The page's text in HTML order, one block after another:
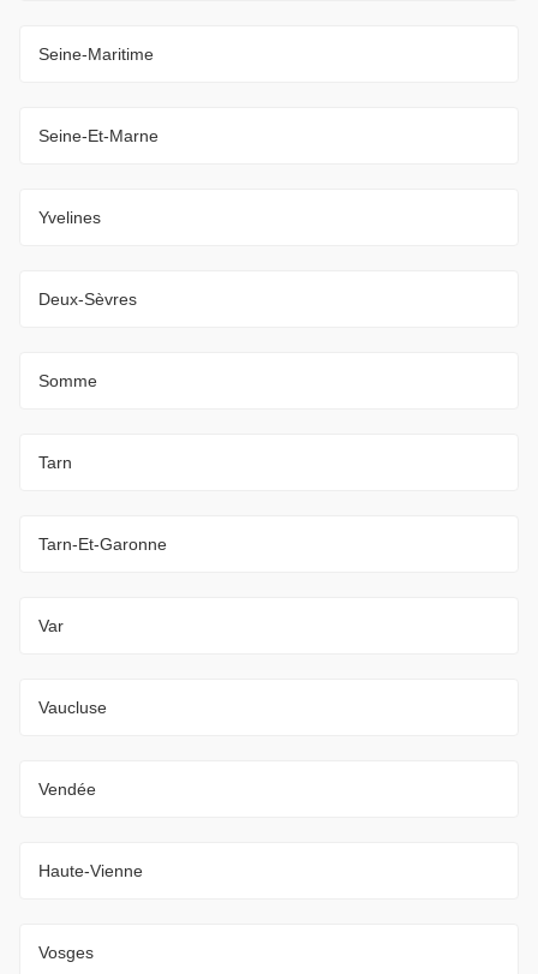
Seine-Maritime
Seine-Et-Marne
Yvelines
Deux-Sèvres
Somme
Tarn
Tarn-Et-Garonne
Var
Vaucluse
Vendée
Haute-Vienne
Vosges